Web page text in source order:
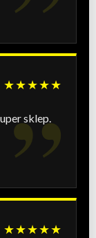
★★★★★
sklep.
★★★★★